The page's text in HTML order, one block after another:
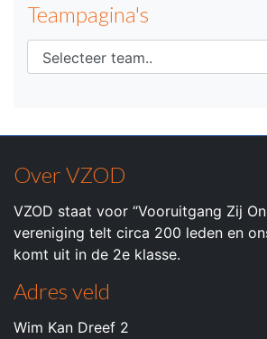
Teampagina's
Over VZOD
VZOD staat voor “Vooruitgang Zij
vereniging telt circa 200 leden en
komt uit in de 2e klasse.
Adres veld
Wim Kan Dreef 2